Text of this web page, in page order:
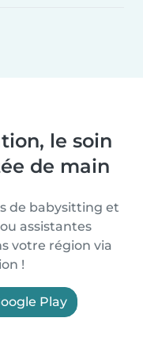
le soin
de main
de babysitting et
assistantes
votre région via
!
Play